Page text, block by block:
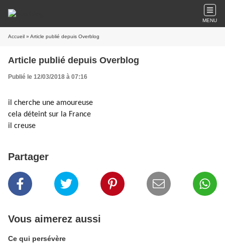
MENU
Accueil » Article publié depuis Overblog
Article publié depuis Overblog
Publié le 12/03/2018 à 07:16
il cherche une amoureuse
cela déteint sur la France
il creuse
Partager
Vous aimerez aussi
Ce qui persévère